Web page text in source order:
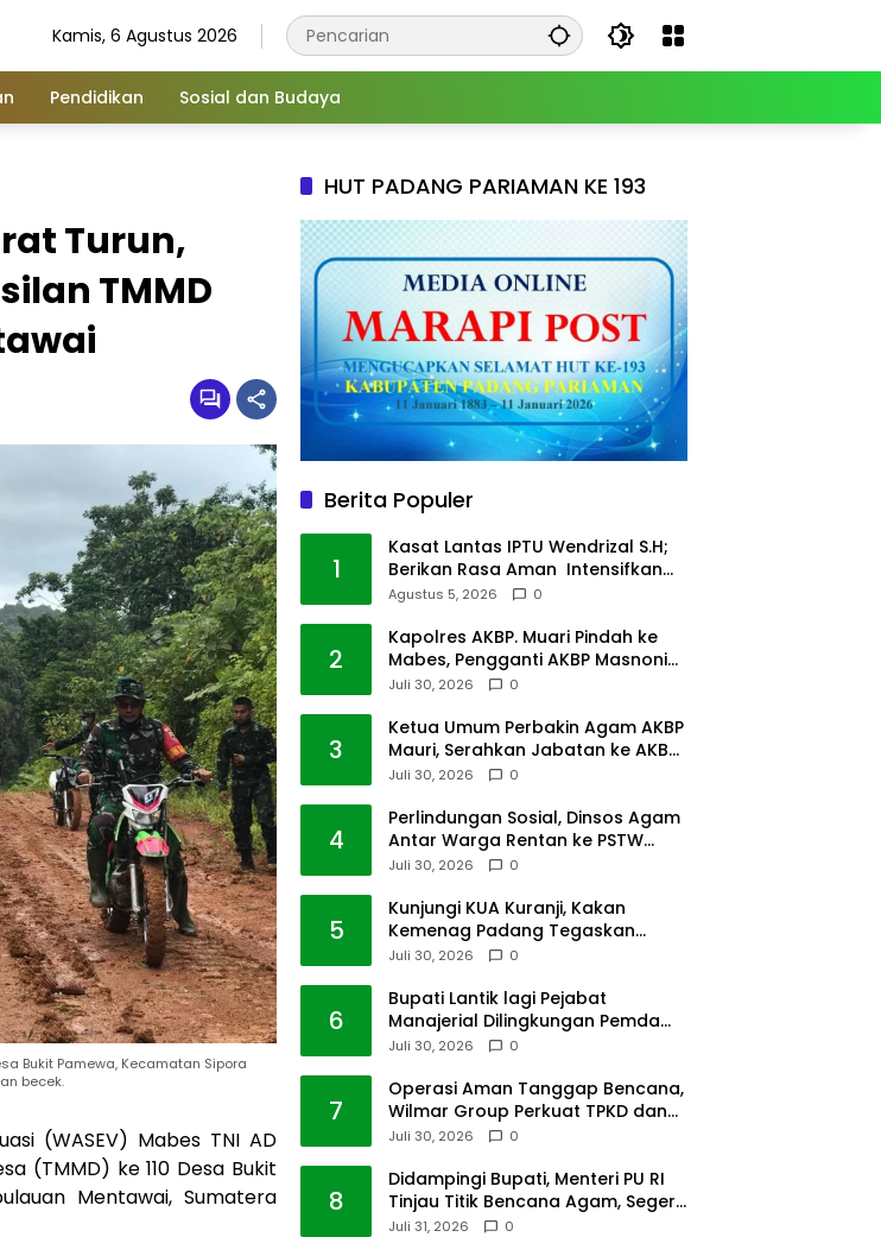
Kamis, 6 Agustus 2026
Pendidikan Sosial dan Budaya
Turun,
TMMD
Bukit Pamewa, Kecamatan Sipora
becek.
(WASEV) Mabes TNI AD
(TMMD) ke 110 Desa Bukit
Mentawai, Sumatera
HUT PADANG PARIAMAN KE 193
Berita Populer
1
Kasat Lantas IPTU Wendrizal S.H;
Berikan Rasa Aman Intensifkan
Giat Preventif Pagi
Agustus 5, 2026 0
2
Kapolres AKBP. Muari Pindah ke
Mabes, Pengganti AKBP Masnoni
dari Mabes
Juli 30, 2026 0
3
Ketua Umum Perbakin Agam AKBP
Mauri, Serahkan Jabatan ke AKBP
Masnoni
Juli 30, 2026 0
4
Perlindungan Sosial, Dinsos Agam
Antar Warga Rentan ke PSTW
Batusangkar
Juli 30, 2026 0
5
Kunjungi KUA Kuranji, Kakan
Kemenag Padang Tegaskan
Terapkan Disiplin Kerja
Juli 30, 2026 0
6
Bupati Lantik lagi Pejabat
Manajerial Dilingkungan Pemda
Tanah Datar
Juli 30, 2026 0
7
Operasi Aman Tanggap Bencana,
Wilmar Group Perkuat TPKD dan
Masyarakat
Juli 30, 2026 0
8
Didampingi Bupati, Menteri PU RI
Tinjau Titik Bencana Agam, Segera
Dipulihkan
Juli 31, 2026 0